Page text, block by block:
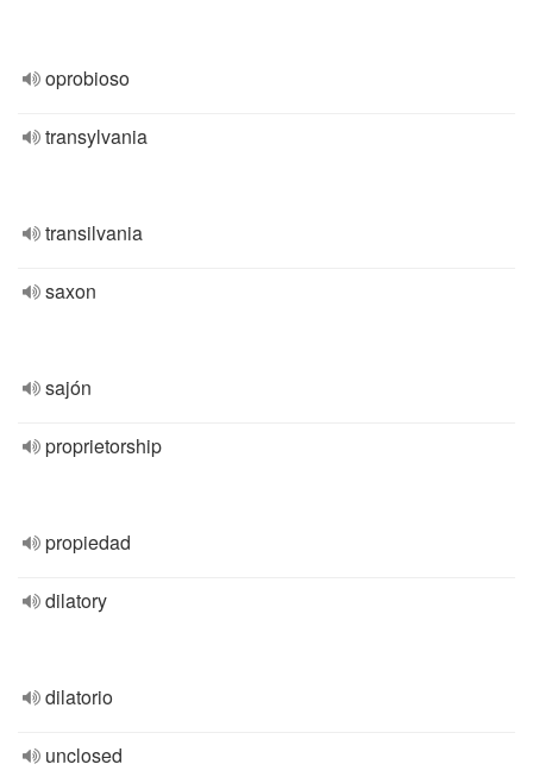
oprobioso
transylvania
transilvania
saxon
sajón
proprietorship
propiedad
dilatory
dilatorio
unclosed